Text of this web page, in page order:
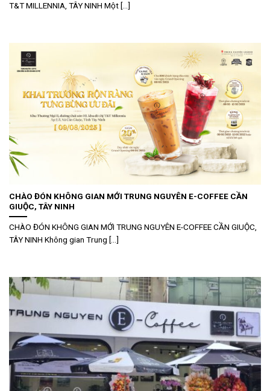
T&T MILLENNIA, TÂY NINH Một [...]
CHÀO ĐÓN KHÔNG GIAN MỚI TRUNG NGUYÊN E-COFFEE CẦN
GIUỘC, TÂY NINH
CHÀO ĐÓN KHÔNG GIAN MỚI TRUNG NGUYÊN E-COFFEE CẦN GIUỘC,
TÂY NINH Không gian Trung [...]